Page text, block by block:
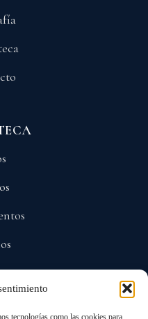
tecnologías como las cookies para